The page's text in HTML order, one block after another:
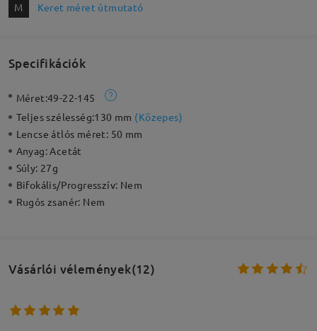
M Keret méret útmutató
Specifikációk
Méret:49-22-145
Teljes szélesség:130 mm (Közepes)
Lencse átlós méret: 50 mm
Anyag:Acetát
Súly: 27g
Bifokális/Progresszív: Nem
Rugós zsanér: Nem
Vásárlói vélemények(12)